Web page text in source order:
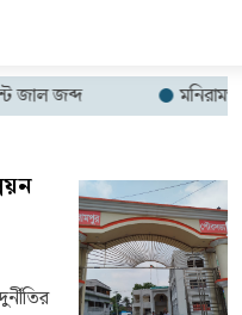
জব্দ মনিরামপুরে